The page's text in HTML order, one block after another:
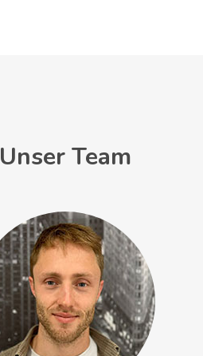
Unser Team